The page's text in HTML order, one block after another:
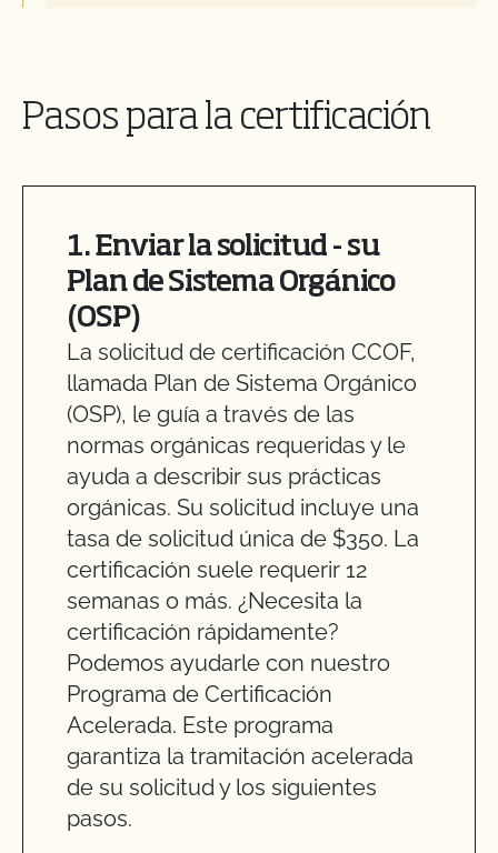
Pasos para la certificación
1. Enviar la solicitud - su
Plan de Sistema Orgánico
(OSP)
La solicitud de certificación CCOF,
llamada Plan de Sistema Orgánico
(OSP), le guía a través de las
normas orgánicas requeridas y le
ayuda a describir sus prácticas
orgánicas. Su solicitud incluye una
tasa de solicitud única de $350. La
certificación suele requerir 12
semanas o más. ¿Necesita la
certificación rápidamente?
Podemos ayudarle con nuestro
Programa de Certificación
Acelerada. Este programa
garantiza la tramitación acelerada
de su solicitud y los siguientes
pasos.